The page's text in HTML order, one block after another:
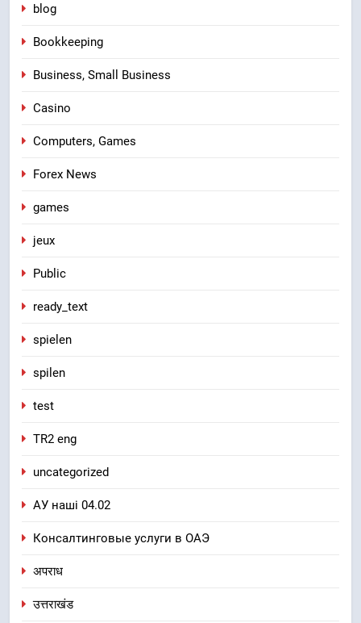
blog
Bookkeeping
Business, Small Business
Casino
Computers, Games
Forex News
games
jeux
Public
ready_text
spielen
spilen
test
TR2 eng
uncategorized
АУ наші 04.02
Консалтинговые услуги в ОАЭ
अपराध
उत्तराखंड